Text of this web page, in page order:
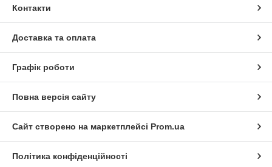
Контакти
Доставка та оплата
Графік роботи
Повна версія сайту
Сайт створено на маркетплейсі Prom.ua
Політика конфіденційності